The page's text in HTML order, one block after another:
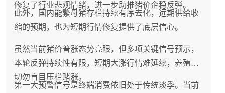
修复了行业悲观情绪，进一步助推猪价企稳反弹。
此外，国内能繁母猪存栏持续有序去化，远期供给收
缩的预期，也为短期行情修复提供了底层信心。
虽然当前猪价普涨态势亮眼，但多项关键信号预示，
本轮反弹持续性有限，短期大涨行情难延续，养殖户
切勿盲目压栏赌涨。
第一大预警信号是终端消费依旧处于传统淡季。当前